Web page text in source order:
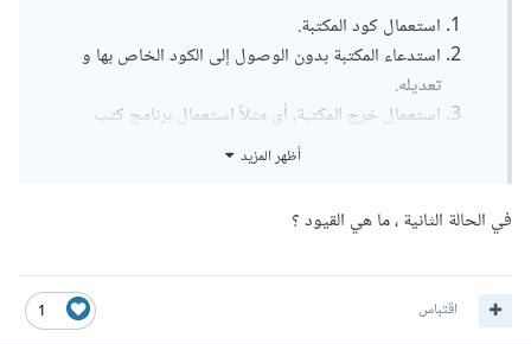
استعمال كود المكتبة.
استدعاء المكتبة بدون الوصول إلى الكود الخاص بها و
تعديله.
استعمال خرج المكتبة، أي مثلاً استعمال برنامج كتب
أظهر المزيد
في الحالة الثانية ، ما هي القيود ؟
1 اقتباس